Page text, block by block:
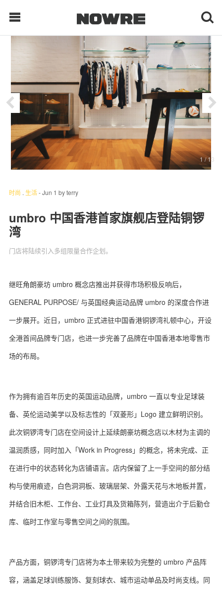
每日鲜榨
现客视点
每日栏目
时 尚
球 鞋
科 技
1/ 13
时尚 . 生活-Jun 1 byterry
umbro 中国香港首家旗舰店登陆铜锣
湾
门店将陆续引入多组限量合作企划。
继旺角朗豪坊 umbro 概念店推出并获得市场积极反响后，
GENERAL PURPOSE/ 与英国经典运动品牌 umbro 的深度合作进
一步展开。近日，umbro 正式进驻中国香港铜锣湾礼顿中心，开设
全港首间品牌专门店，也进一步完善了品牌在中国香港本地零售市
场的布局。
作为拥有逾百年历史的英国运动品牌，umbro 一直以专业足球装
备、英伦运动美学以及标志性的「双菱形」Logo 建立鲜明识别。
此次铜锣湾专门店在空间设计上延续朗豪坊概念店以木材为主调的
温润质感，同时加入「Work in Progress」的概念，将未完成、正
在进行中的状态转化为店铺语言。店内保留了上一手空间的部分结
构与使用痕迹，白色洞洞板、玻璃层架、外露天花与木地板并置，
并结合旧木柜、工作台、工业灯具及货箱陈列，营造出介于后勤仓
库、临时工作室与零售空间之间的氛围。
产品方面，铜锣湾专门店将为本土带来较为完整的 umbro 产品阵
容，涵盖足球训练服饰、复刻球衣、城市运动单品及时尚支线。同